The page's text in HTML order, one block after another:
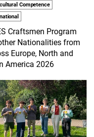
Competence
Craftsmen Program
Nationalities from
Europe, North and
America 2026